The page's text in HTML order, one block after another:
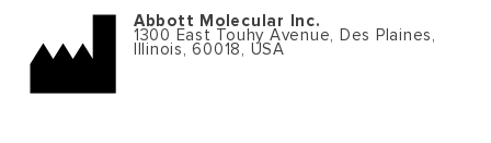
Abbott Molecular Inc.
1300 East Touhy Avenue, Des Plaines,
Illinois, 60018, USA